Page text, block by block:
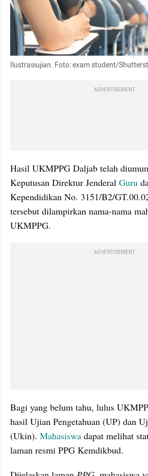
Ilustrasiujian. Foto: exam student/
ADVERTISEMENT
Hasil UKMPPG Daljab telah
Keputusan Direktur Jenderal Guru
Kependidikan No. 3151/B2/
tersebut dilampirkan nama-nama
UKMPPG.
ADVERTISEMENT
Bagi yang belum tahu, lulus
hasil Ujian Pengetahuan (UP) dan
(Ukin). Mahasiswa dapat melihat
laman resmi PPG Kemdikbud.